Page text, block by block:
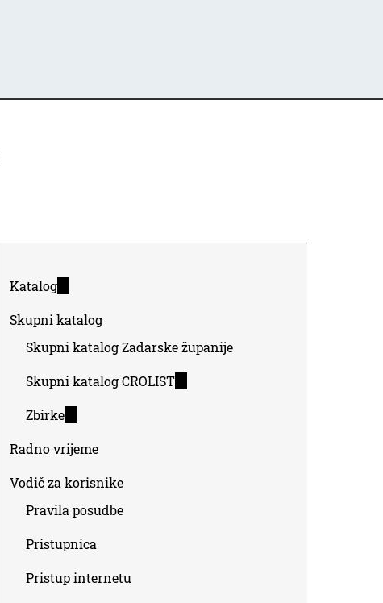
Katalog(link
external)
Skupni katalog
Skupni katalog Zadarske županije
Skupni katalog CROLIST(link
Zbirke(link
external)
Radno vrijeme
Vodič za korisnike
Pravila posudbe
Pristupnica
Pristup internetu